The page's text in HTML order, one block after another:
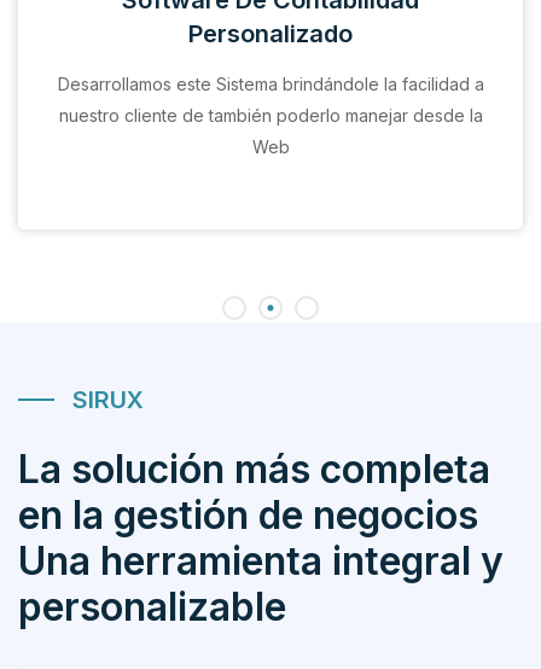
Personalizado
Desarrollamos este Sistema brindándole la facilidad a
nuestro cliente de también poderlo manejar desde la
Web
SIRUX
La solución más completa
en la gestión de negocios
Una herramienta integral y
personalizable